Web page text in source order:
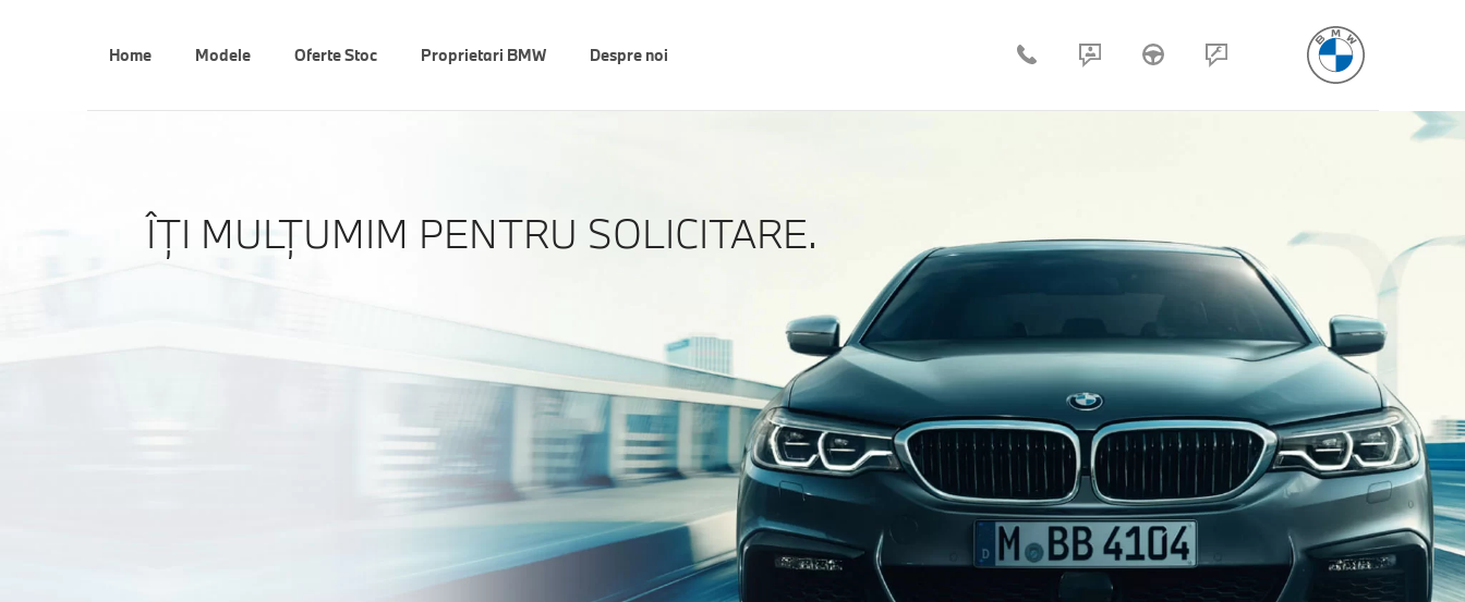
Home Modele Oferte Stoc Proprietari BMW Despre noi
ÎŢI MULŢUMIM PENTRU SOLICITARE.